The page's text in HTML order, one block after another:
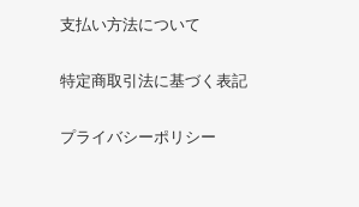
支払い方法について
特定商取引法に基づく表記
プライバシーポリシー